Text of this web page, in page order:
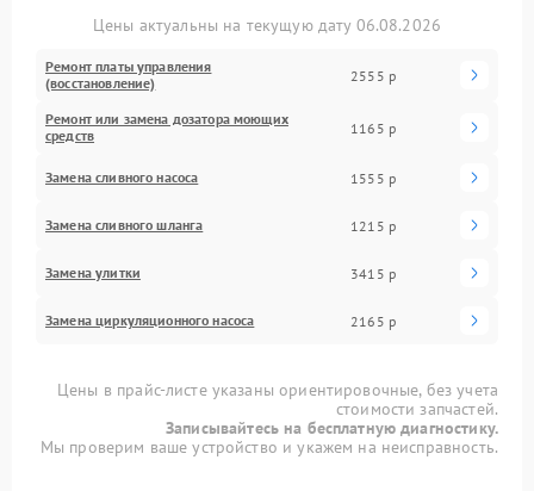
Цены актуальны на текущую дату 06.08.2026
Ремонт платы управления
(восстановление)
2555 р
Ремонт или замена дозатора моющих
средств
1165 р
Замена сливного насоса 1555 р
Замена сливного шланга 1215 р
Замена улитки 3415 р
Замена циркуляционного насоса 2165 р
Цены в прайс-листе указаны ориентировочные, без учета
стоимости запчастей.
Записывайтесь на бесплатную диагностику.
Мы проверим ваше устройство и укажем на неисправность.